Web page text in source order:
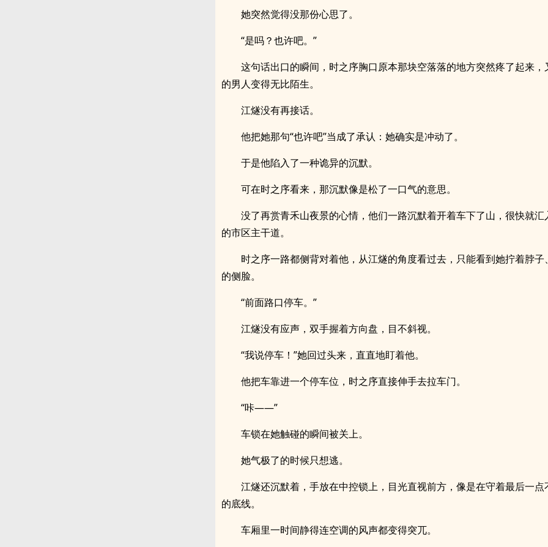
她突然觉得没那份心思了。
“是吗？也许吧。”
这句话出口的瞬间，时之序胸口原本那块空落落的地方突然疼了起来，
的男人变得无比陌生。
江燧没有再接话。
他把她那句“也许吧”当成了承认：她确实是冲动了。
于是他陷入了一种诡异的沉默。
可在时之序看来，那沉默像是松了一口气的意思。
没了再赏青禾山夜景的心情，他们一路沉默着开着车下了山，很快就汇
的市区主干道。
时之序一路都侧背对着他，从江燧的角度看过去，只能看到她拧着脖子
的侧脸。
“前面路口停车。”
江燧没有应声，双手握着方向盘，目不斜视。
“我说停车！”她回过头来，直直地盯着他。
他把车靠进一个停车位，时之序直接伸手去拉车门。
“咔——”
车锁在她触碰的瞬间被关上。
她气极了的时候只想逃。
江燧还沉默着，手放在中控锁上，目光直视前方，像是在守着最后一点
的底线。
车厢里一时间静得连空调的风声都变得突兀。